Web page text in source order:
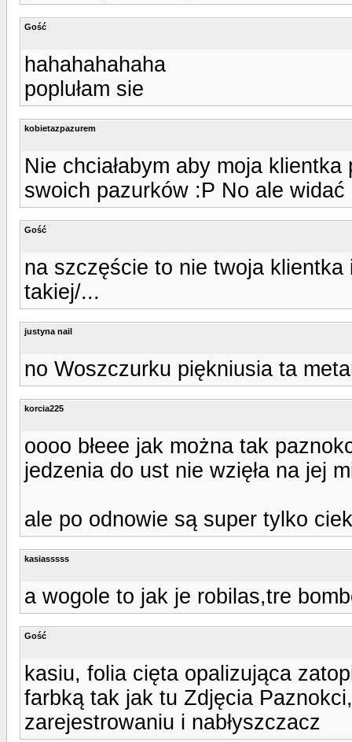
Gość
hahahahahaha
poplułam sie
kobietazpazurem
Nie chciałabym aby moja
swoich pazurków :P No ale
Gość
na szczęście to nie twoja
takiej/...
justyna nail
no Woszczurku piękniusia ta
korcia225
oooo błeee jak można tak
jedzenia do ust nie wzięła na jej
ale po odnowie są super tylko
kasiasssss
a wogole to jak je robilas,tre
Gość
kasiu, folia cięta opalizująca
farbką tak jak tu Zdjęcia
zarejestrowaniu i nabłyszczacz